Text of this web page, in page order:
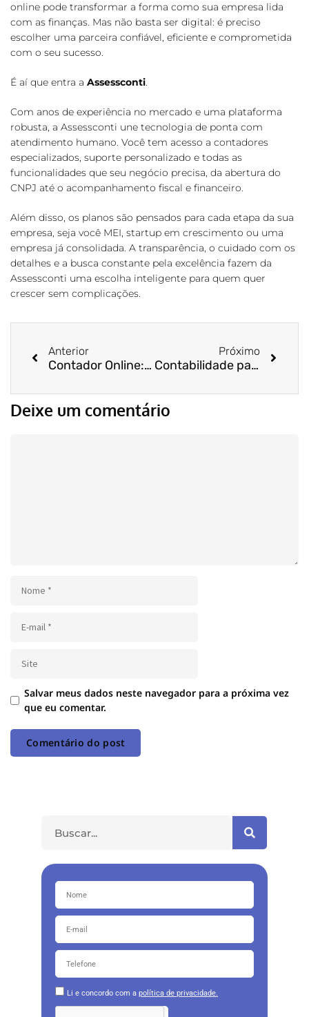
online pode transformar a forma como sua empresa lida
com as finanças. Mas não basta ser digital: é preciso
escolher uma parceira confiável, eficiente e comprometida
com o seu sucesso.
É aí que entra a Assessconti.
Com anos de experiência no mercado e uma plataforma
robusta, a Assessconti une tecnologia de ponta com
atendimento humano. Você tem acesso a contadores
especializados, suporte personalizado e todas as
funcionalidades que seu negócio precisa, da abertura do
CNPJ até o acompanhamento fiscal e financeiro.
Além disso, os planos são pensados para cada etapa da sua
empresa, seja você MEI, startup em crescimento ou uma
empresa já consolidada. A transparência, o cuidado com os
detalhes e a busca constante pela excelência fazem da
Assessconti uma escolha inteligente para quem quer
crescer sem complicações.
Anterior
Contador Online: Praticidade e Economia para sua Empresa
Próximo
Contabilidade para Ecommerce | Especialistas em Lojas Virtuais
Deixe um comentário
Salvar meus dados neste navegador para a próxima vez
que eu comentar.
Li e concordo com a política de privacidade.